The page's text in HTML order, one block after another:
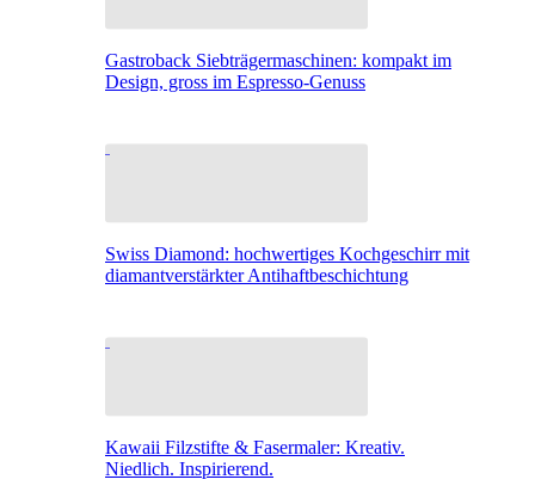
Gastroback Siebträgermaschinen: kompakt im
Design, gross im Espresso-Genuss
Swiss Diamond: hochwertiges Kochgeschirr mit
diamantverstärkter Antihaftbeschichtung
Kawaii Filzstifte & Fasermaler: Kreativ.
Niedlich. Inspirierend.